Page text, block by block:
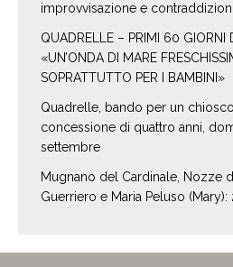
improvvisazione e
QUADRELLE – PRIMI 60 GIORNI
«UN’ONDA DI MARE
SOPRATTUTTO PER I BAMBINI»
Quadrelle, bando per un
concessione di quattro anni,
settembre
Mugnano del Cardinale, Nozze
Guerriero e Maria Peluso (Mary):